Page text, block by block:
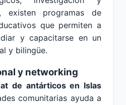
existen programas de
que permiten a
y capacitarse en un
y bilingüe.
y networking
de antárticos en Islas
comunitarias ayuda a